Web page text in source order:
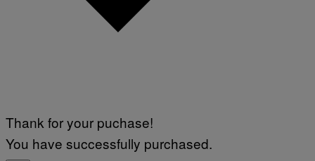
Thank for your puchase!
You have successfully purchased.